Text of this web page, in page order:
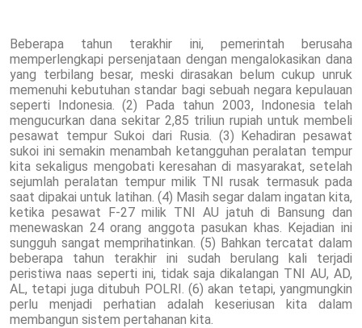
Beberapa tahun terakhir ini, pemerintah berusaha
memperlengkapi persenjataan dengan mengalokasikan dana
yang terbilang besar, meski dirasakan belum cukup unruk
memenuhi kebutuhan standar bagi sebuah negara kepulauan
seperti Indonesia. (2) Pada tahun 2003, Indonesia telah
mengucurkan dana sekitar 2,85 triliun rupiah untuk membeli
pesawat tempur Sukoi dari Rusia. (3) Kehadiran pesawat
sukoi ini semakin menambah ketangguhan peralatan tempur
kita sekaligus mengobati keresahan di masyarakat, setelah
sejumlah peralatan tempur milik TNI rusak termasuk pada
saat dipakai untuk latihan. (4) Masih segar dalam ingatan kita,
ketika pesawat F-27 milik TNI AU jatuh di Bansung dan
menewaskan 24 orang anggota pasukan khas. Kejadian ini
sungguh sangat memprihatinkan. (5) Bahkan tercatat dalam
beberapa tahun terakhir ini sudah berulang kali terjadi
peristiwa naas seperti ini, tidak saja dikalangan TNI AU, AD,
AL, tetapi juga ditubuh POLRI. (6) akan tetapi, yangmungkin
perlu menjadi perhatian adalah keseriusan kita dalam
membangun sistem pertahanan kita.